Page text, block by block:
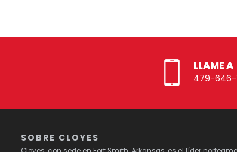
LLAME A
479-646-
SOBRE CLOYES